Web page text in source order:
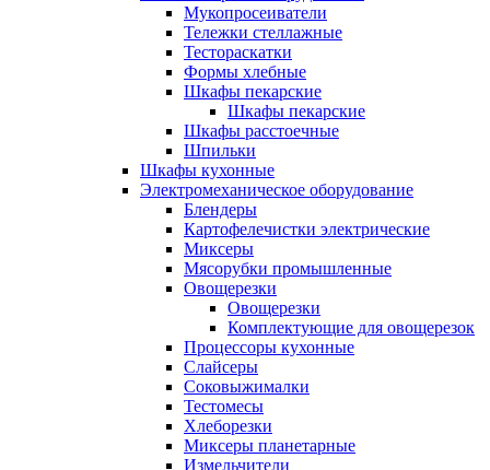
Мукопросеиватели
Тележки стеллажные
Тестораскатки
Формы хлебные
Шкафы пекарские
Шкафы пекарские
Шкафы расстоечные
Шпильки
Шкафы кухонные
Электромеханическое оборудование
Блендеры
Картофелечистки электрические
Миксеры
Мясорубки промышленные
Овощерезки
Овощерезки
Комплектующие для овощерезок
Процессоры кухонные
Слайсеры
Соковыжималки
Тестомесы
Хлеборезки
Миксеры планетарные
Измельчители